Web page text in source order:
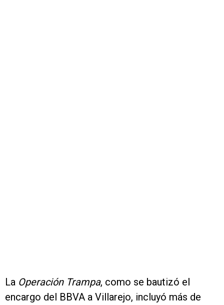
La Operación Trampa, como se bautizó el
encargo del BBVA a Villarejo, incluyó más de